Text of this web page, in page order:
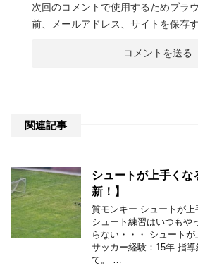
次回のコメントで使用するためブラ
前、メールアドレス、サイトを保存す
関連記事
シュートが上手くな
新！】
質モンキー シュートが上
シュート練習はいつもや
らない・・・ シュートが
サッカー経験：15年 指
て。 …